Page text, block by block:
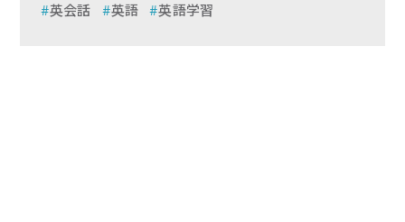
英会話 英語 英語学習